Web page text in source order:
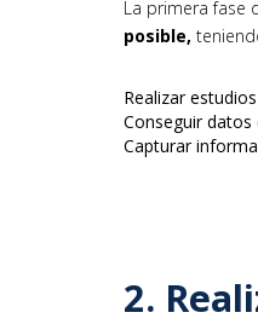
La primera fase
posible,
Realizar
Conseguir
Capturar
2.